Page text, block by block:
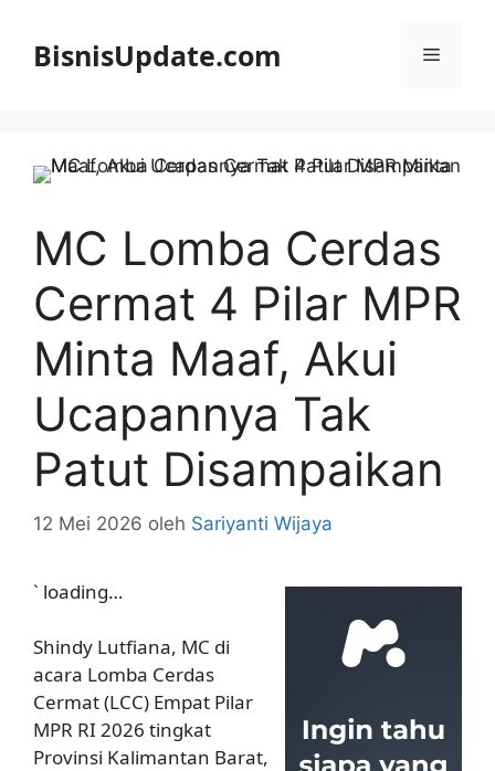
BisnisUpdate.com Menu
MC Lomba Cerdas
Cermat 4 Pilar MPR
Minta Maaf, Akui
Ucapannya Tak
Patut Disampaikan
12 Mei 2026 oleh Sariyanti Wijaya
` loading…
Shindy Lutfiana, MC di
acara Lomba Cerdas
Cermat (LCC) Empat Pilar
MPR RI 2026 tingkat
Provinsi Kalimantan Barat,